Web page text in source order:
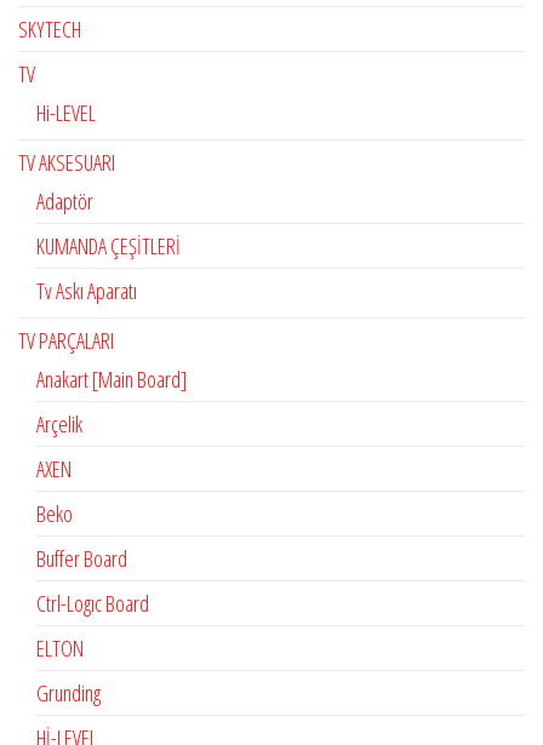
SKYTECH
TV
Hi-LEVEL
TV AKSESUARI
Adaptör
KUMANDA ÇEŞİTLERİ
Tv Askı Aparatı
TV PARÇALARI
Anakart [Main Board]
Arçelik
AXEN
Beko
Buffer Board
Ctrl-Logıc Board
ELTON
Grunding
Hİ-LEVEL